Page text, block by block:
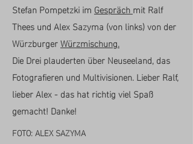
Stefan Pompetzki im Gesprächmit Ralf
Thees und Alex Sazyma (von links) von der
WürzburgerWürzmischung.
Die Drei plauderten über Neuseeland, das
Fotografieren und Multivisionen. Lieber Ralf,
lieber Alex - das hat richtig viel Spaß
gemacht! Danke!
FOTO: ALEX SAZYMA